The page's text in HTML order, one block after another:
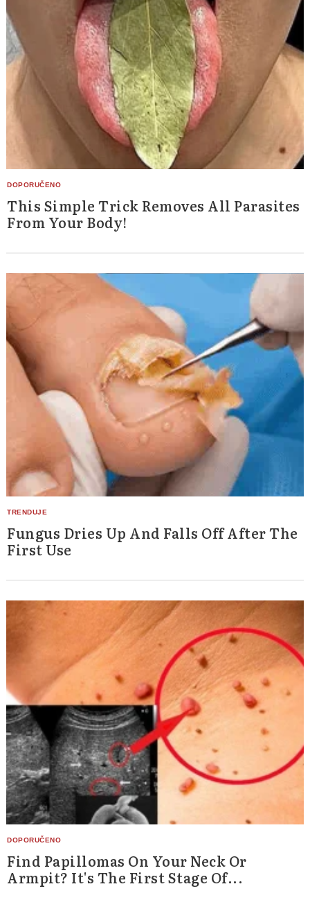
This Simple Trick Removes All Parasites
From Your Body!
Fungus Dries Up And Falls Off After The
First Use
Find Papillomas On Your Neck Or
Armpit? It's The First Stage Of...
Search
for: